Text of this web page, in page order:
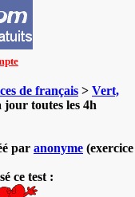
de français > Vert,
jour toutes les 4h
par anonyme (exercice
ce test :